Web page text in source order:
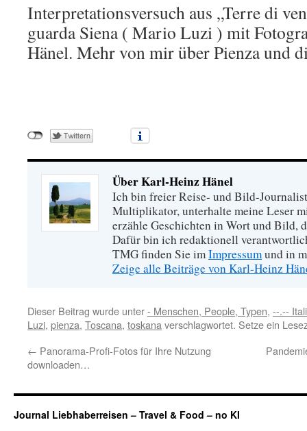
Interpretationsversuch aus „Terre di
guarda Siena ( Mario Luzi ) mit
Hänel. Mehr von mir über Pienza und
Über Karl-Heinz Hänel
Ich bin freier Reise- und Bild-
Multiplikator, unterhalte meine Leser
erzähle Geschichten in Wort und Bild,
Dafür bin ich redaktionell
TMG finden Sie imImpressumund in
Zeige alle Beiträge von Karl-Heinz
Dieser Beitrag wurde unter- Menschen, People, Typen, --.--
Luzi, pienza, Toscana, toskana verschlagwortet. Setze ein
← Panorama-Profi-Fotos für Ihre Nutzung
downloaden…
Journal Liebhaberreisen – Travel & Food – no KI